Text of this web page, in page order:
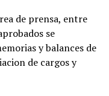
de prensa, entre
se
y balances de
de cargos y